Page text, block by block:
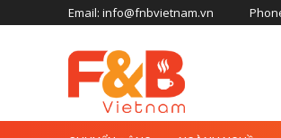
Email: info@fnbvietnam.vn